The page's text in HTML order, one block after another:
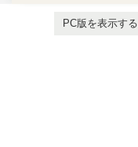
PC版を表示する